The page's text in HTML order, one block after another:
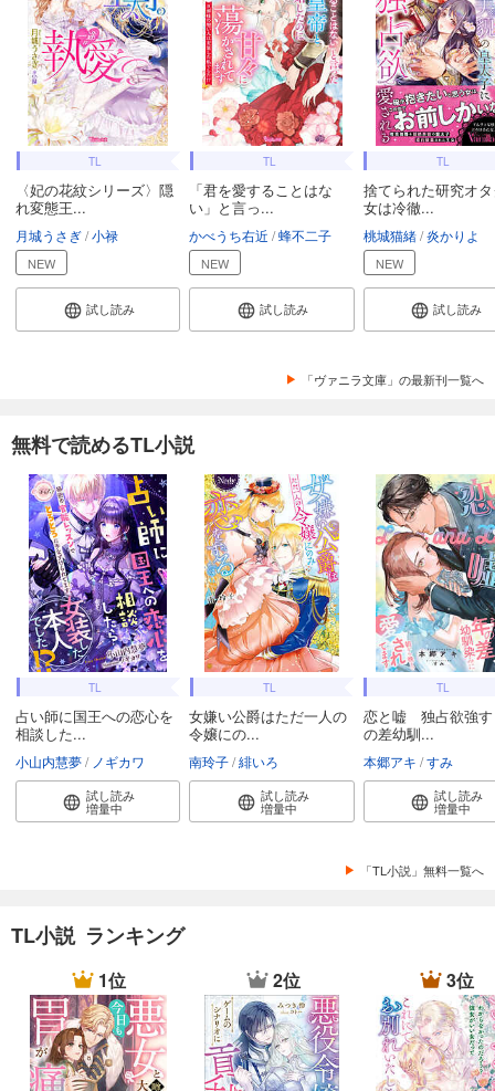
TL
〈妃の花紋シリーズ〉隠
れ変態王...
月城うさぎ 小禄
NEW
試し読み
TL
「君を愛することはな
い」と言っ...
かべうち右近 蜂不二子
NEW
試し読み
TL
捨てられた研究オ
女は冷徹...
桃城猫緒 炎かりよ
NEW
試し読み
「ヴァニラ文庫」の最新刊一覧へ
無料で読めるTL小説
TL
占い師に国王への恋心を
相談した...
小山内慧夢 ノギカワ
試し読み
増量中
TL
女嫌い公爵はただ一人の
令嬢にの...
南玲子 緋いろ
試し読み
増量中
TL
恋と嘘 独占欲強す
の差幼馴...
本郷アキ すみ
試し読み
増量中
「TL小説」無料一覧へ
TL小説 ランキング
1位 2位 3位